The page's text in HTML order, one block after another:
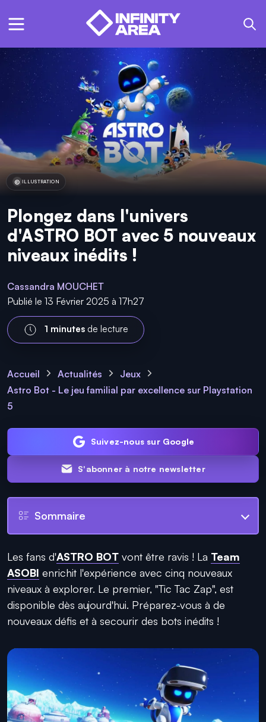
ILLUSTRATION
Plongez dans l'univers
d'ASTRO BOT avec 5 nouveaux
niveaux inédits !
Cassandra MOUCHET
Publié le 13 Février 2025 à 17h27
1 minutes de lecture
Accueil Actualités
Jeux
Astro Bot - Le jeu familial par excellence sur Playstation
5
Suivez-nous sur Google
S'abonner à notre newsletter
Sommaire
Les fans d'ASTRO BOT vont être ravis ! La Team
ASOBI enrichit l'expérience avec cinq nouveaux
niveaux à explorer. Le premier, "Tic Tac Zap", est
disponible dès aujourd'hui. Préparez-vous à de
nouveaux défis et à secourir des bots inédits !